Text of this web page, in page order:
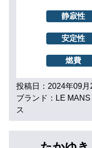
静寂性
安定性
燃費
投稿日：2024年09月
ブランド：LE
ス